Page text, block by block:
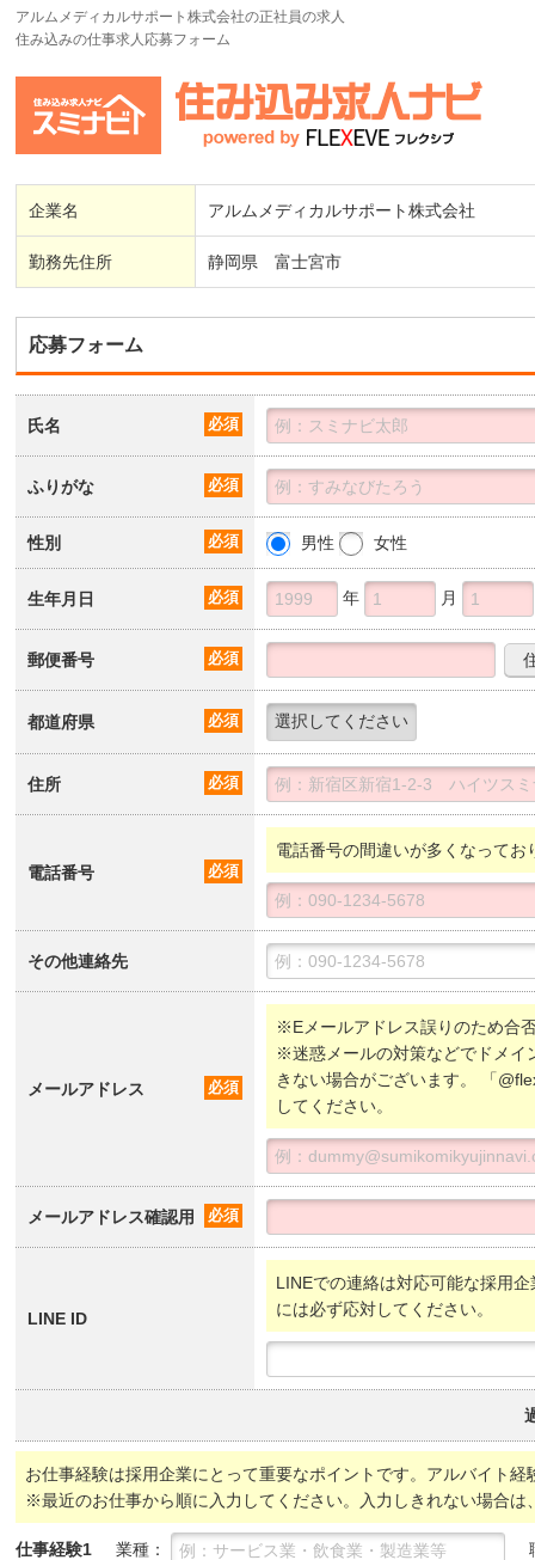
アルムメディカルサポート株式会社の正社員の求人
住み込みの仕事求人応募フォーム
企業名 アルムメディカルサポート株式会社
勤務先住所 静岡県 富士宮市
応募フォーム
氏名 必須
ふりがな 必須
性別 必須 男性 女性
生年月日 必須 年 月
郵便番号 必須
都道府県 必須
住所 必須
電話番号 必須
電話番号の間違いが多くなって
その他連絡先
メールアドレス 必須
※Eメールアドレス誤りのため合
※迷惑メールの対策などでドメイ
きない場合がございます。 「
してください。
メールアドレス確認用 必須
LINE ID
LINEでの連絡は対応可能な採用
には必ず応対してください。
お仕事経験は採用企業にとって重要なポイントです。アルバイト
※最近のお仕事から順に入力してください。入力しきれない場合
仕事経験1 業種：